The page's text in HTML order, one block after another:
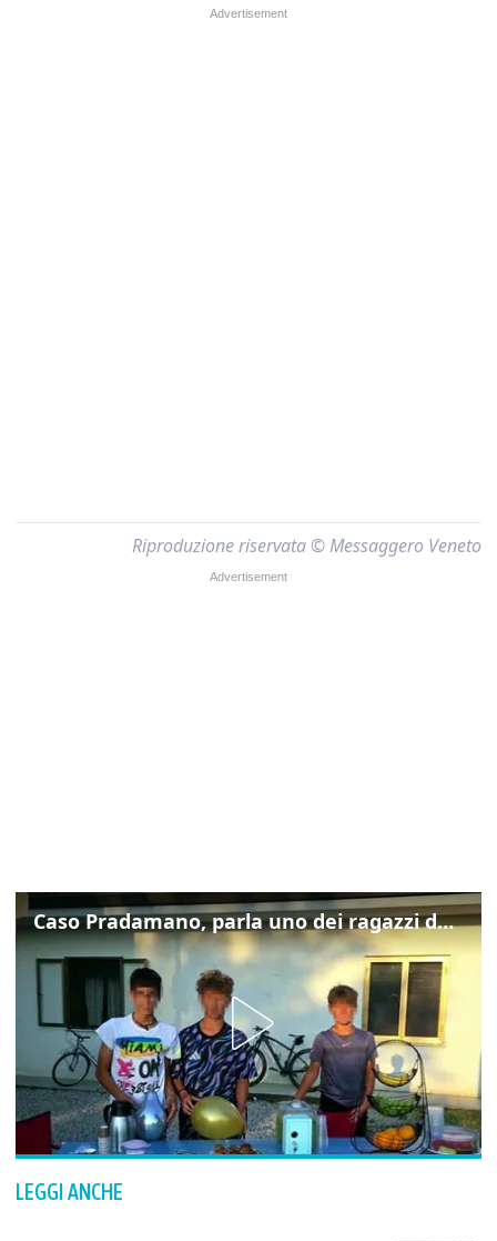
Riproduzione riservata © Messaggero Veneto
Caso Pradamano, parla uno dei ragazzi denunciati per la limonata: "Volevo anche aiutare i miei"
LEGGI ANCHE